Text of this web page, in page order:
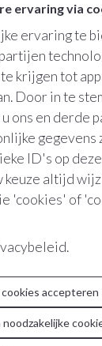
ervaring via
ervaring te
krijgen tot
Door in te
ons en derde
gegevens
ID's op
keuze altijd
'cookies' of
.
accepteren